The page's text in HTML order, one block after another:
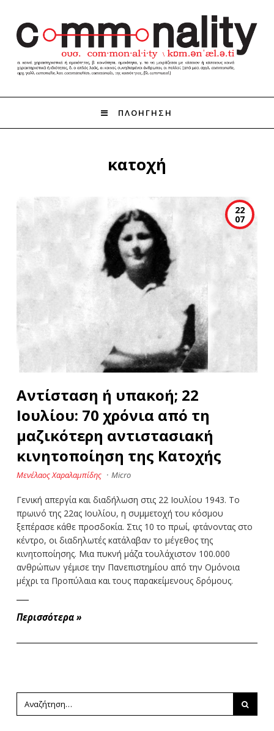
ΠΛΟΗΓΗΣΗ
κατοχή
22
07
Αντίσταση ή υπακοή; 22
Iουλίου: 70 χρόνια από τη
μαζικότερη αντιστασιακή
κινητοποίηση της Κατοχής
Μενέλαος Χαραλαμπίδης · Micro
Γενική απεργία και διαδήλωση στις 22 Ιουλίου 1943. Το
πρωινό της 22ας Ιουλίου, η συμμετοχή του κόσμου
ξεπέρασε κάθε προσδοκία. Στις 10 το πρωί, φτάνοντας στο
κέντρο, οι διαδηλωτές κατάλαβαν το μέγεθος της
κινητοποίησης. Μια πυκνή μάζα τουλάχιστον 100.000
ανθρώπων γέμισε την Πανεπιστημίου από την Ομόνοια
μέχρι τα Προπύλαια και τους παρακείμενους δρόμους.
Περισσότερα »